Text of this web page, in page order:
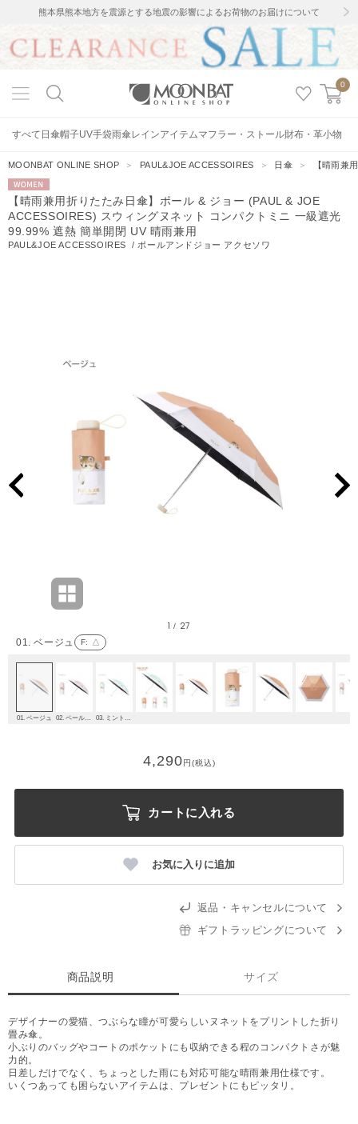
熊本県熊本地方を震源とする地震の影響によるお荷物のお届けについて
0
すべて 日傘帽子UV手袋雨傘レインアイテムマフラー・ストール財布・革小物
MOONBAT ONLINE SHOP ＞ PAUL&JOE ACCESSOIRES ＞ 日傘 ＞ 【晴雨兼
WOMEN
【晴雨兼用折りたたみ日傘】ポール & ジョー (PAUL & JOE
ACCESSOIRES) スウィングヌネット コンパクトミニ 一級遮光
99.99% 遮熱 簡単開閉 UV 晴雨兼用
PAUL&JOE ACCESSOIRES / ポールアンドジョー アクセソワ
01. ベージュ F: △
1 / 27
01. ベージュ
4,290円(税込)
カートに入れる
お気に入りに追加
返品・キャンセルについて
ギフトラッピングについて
商品説明 サイズ
デザイナーの愛猫、つぶらな瞳が可愛らしいヌネットをプリントした折り
畳み傘。
小ぶりのバッグやコートのポケットにも収納できる程のコンパクトさが魅
力的。
日差しだけでなく、ちょっとした雨にも対応可能な晴雨兼用仕様です。
いくつあっても困らないアイテムは、プレゼントにもピッタリ。